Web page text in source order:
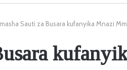
Sauti za Busara kufanyika Mnazi